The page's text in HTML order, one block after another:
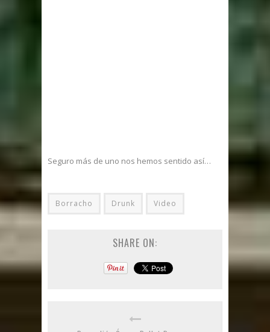
Seguro más de uno nos hemos sentido así…
Borracho Drunk Video
SHARE ON: